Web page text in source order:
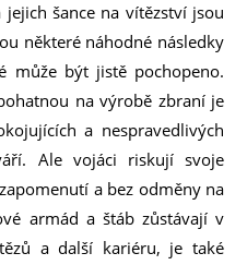
šance na vítězství jsou
některé náhodné následky
může být jistě pochopeno.
na výrobě zbraní je
a nespravedlivých
Ale vojáci riskují svoje
a bez odměny na
armád a štáb zůstávají v
a další kariéru, je také